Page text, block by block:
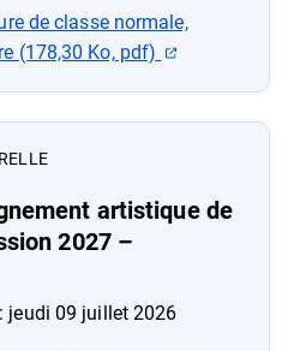
de classe normale,
(178,30 Ko, pdf)
(ouverture
artistique de
2027 –
jeudi 09 juillet 2026